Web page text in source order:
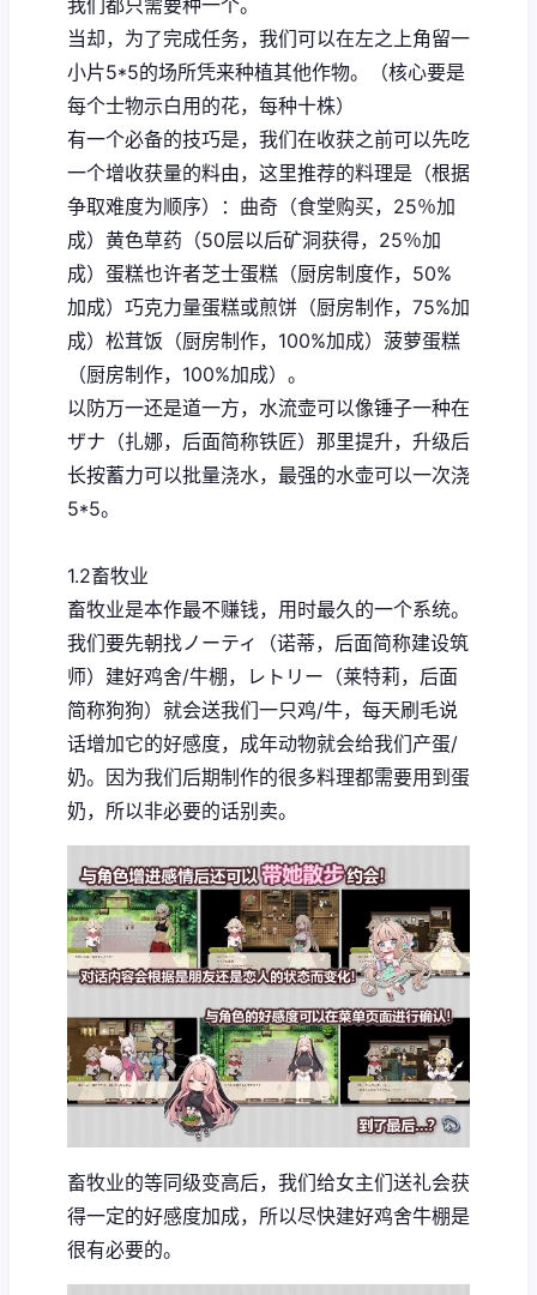
当却，为了完成任务，我们可以在左之上角留一
小片5*5的场所凭来种植其他作物。（核心要是
每个士物示白用的花，每种十株）
有一个必备的技巧是，我们在收获之前可以先吃
一个增收获量的料由，这里推荐的料理是（根据
争取难度为顺序）：曲奇（食堂购买，25％加
成）黄色草药（50层以后矿洞获得，25％加
成）蛋糕也许者芝士蛋糕（厨房制度作，50%
加成）巧克力量蛋糕或煎饼（厨房制作，75%加
成）松茸饭（厨房制作，100%加成）菠萝蛋糕
（厨房制作，100%加成）。
以防万一还是道一方，水流壶可以像锤子一种在
ザナ（扎娜，后面简称铁匠）那里提升，升级后
长按蓄力可以批量浇水，最强的水壶可以一次浇
5*5。
1.2畜牧业
畜牧业是本作最不赚钱，用时最久的一个系统。
我们要先朝找ノーティ（诺蒂，后面简称建设筑
师）建好鸡舍/牛棚，レトリー（莱特莉，后面
简称狗狗）就会送我们一只鸡/牛，每天刷毛说
话增加它的好感度，成年动物就会给我们产蛋/
奶。因为我们后期制作的很多料理都需要用到蛋
奶，所以非必要的话别卖。
畜牧业的等同级变高后，我们给女主们送礼会获
得一定的好感度加成，所以尽快建好鸡舍牛棚是
很有必要的。